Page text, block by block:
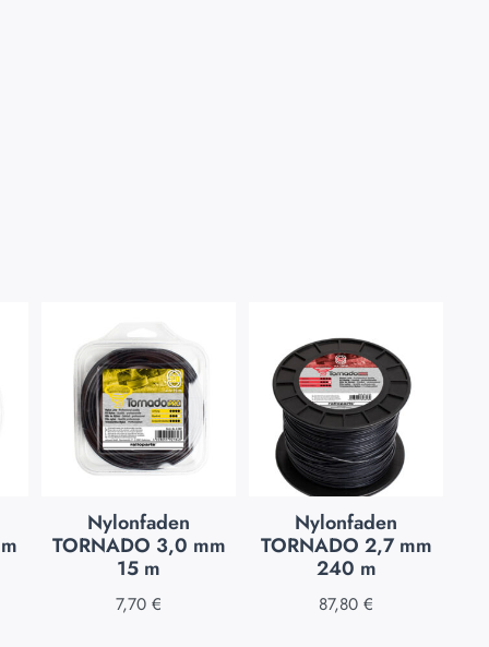
Nylonfaden
TORNADO 3,0 mm
15 m
7,70 €
Nylonfaden
TORNADO 2,7 mm
240 m
87,80 €